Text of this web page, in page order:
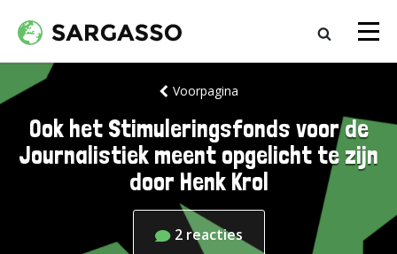
Voorpagina
Ook het Stimuleringsfonds voor de
Journalistiek meent opgelicht te zijn
door Henk Krol
2 reacties